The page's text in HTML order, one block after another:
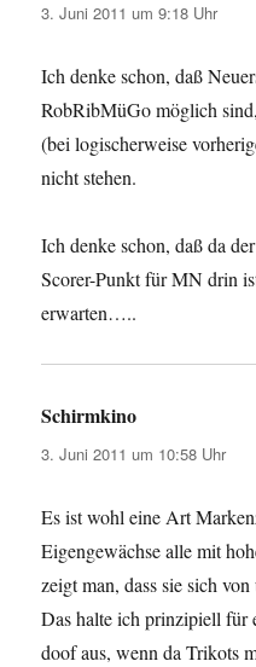
3. Juni 2011 um 9:18 Uhr
Ich denke schon, daß
RobRibMüGo möglich
(bei logischerweise
nicht stehen.
Ich denke schon, daß da
Scorer-Punkt für MN drin
erwarten…..
Schirmkino
3. Juni 2011 um 10:58 Uhr
Es ist wohl eine Art
Eigengewächse alle mit
zeigt man, dass sie sich
Das halte ich prinzipiell für
doof aus, wenn da Trikots